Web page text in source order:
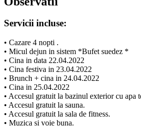
Servicii incluse:
• Cazare 4 nopti .
• Micul dejun in sistem *Bufet suedez *
• Cina in data 22.04.2022
• Cina festiva in 23.04.2022
• Brunch + cina in 24.04.2022
• Cina in 25.04.2022
• Accesul gratuit la bazinul exterior cu apa
• Accesul gratuit la sauna.
• Accesul gratuit la sala de fitness.
• Muzica si voie buna.